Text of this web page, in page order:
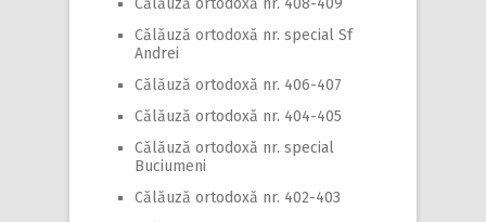
Călăuză ortodoxă nr. 408-409
Călăuză ortodoxă nr. special Sf
Andrei
Călăuză ortodoxă nr. 406-407
Călăuză ortodoxă nr. 404-405
Călăuză ortodoxă nr. special
Buciumeni
Călăuză ortodoxă nr. 402-403